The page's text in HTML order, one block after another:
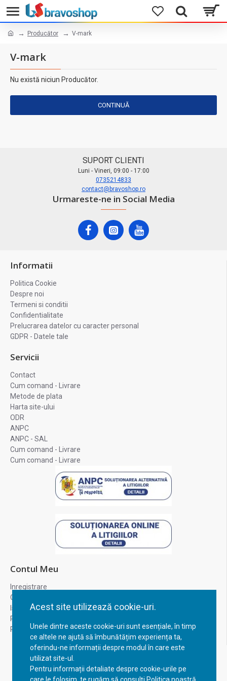
Acest site utilizează cookie-uri.
Unele dintre aceste cookie-uri sunt esențiale, în timp
ce altele ne ajută să îmbunătățim experiența ta,
oferindu-ne informații despre modul în care este
utilizat site-ul.
Pentru informații detaliate despre cookie-urile pe
Producător V-mark
V-mark
Nu există niciun Producător.
CONTINUĂ
SUPORT CLIENTI
Luni - Vineri, 09:00 - 17:00
0735214833
contact@bravoshop.ro
Urmareste-ne in Social Media
Informatii
Politica Cookie
Despre noi
Termeni si conditii
Confidentialitate
Prelucrarea datelor cu caracter personal
GDPR - Datele tale
Servicii
Contact
Cum comand - Livrare
Metode de plata
Harta site-ului
ODR
ANPC
ANPC - SAL
Cum comand - Livrare
Cum comand - Livrare
Contul Meu
Inregistrare
Contul meu
Istoric comenzi
Recuperare parola
Returnare produs